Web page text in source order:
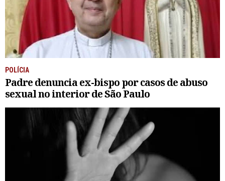
POLÍCIA
Padre denuncia ex-bispo por casos de abuso
sexual no interior de São Paulo